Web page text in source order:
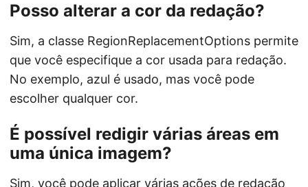
Posso alterar a cor da redação?
Sim, a classe RegionReplacementOptions permite
que você especifique a cor usada para redação.
No exemplo, azul é usado, mas você pode
escolher qualquer cor.
É possível redigir várias áreas em
uma única imagem?
Sim, você pode aplicar várias ações de redação